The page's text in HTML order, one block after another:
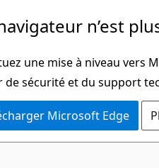
n’est
une mise à niveau vers
de sécurité et du support
Microsoft Edge